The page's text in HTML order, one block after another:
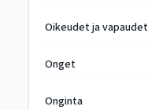
Oikeudet ja vapaudet
Onget
Onginta